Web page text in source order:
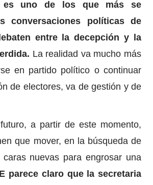
es uno de los que más se
conversaciones políticas de
entre la decepción y la
La realidad va mucho más
en partido político o continuar
de electores, va de gestión y de
a partir de este momento,
que mover, en la búsqueda de
nuevas para engrosar una
parece claro que la secretaria